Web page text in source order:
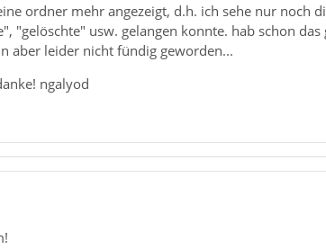
ordner mehr angezeigt, d.h. ich sehe nur noch
"gelöschte" usw. gelangen konnte. hab schon
aber leider nicht fündig geworden...
ngalyod